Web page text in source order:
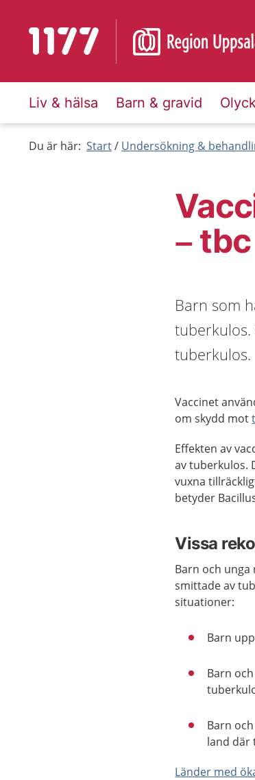
Till startsidan för 1177
Liv & hälsa Barn & gravid
Du är här: Start Undersökning &
– tbc
Barn som
tuberkulos.
Vaccinet
om skydd mot
Effekten av
av tuberkulos.
vuxna
betyder
Vissa
Barn och
smittade av
situationer:
Barn
Barn
Barn
land där
Länder med